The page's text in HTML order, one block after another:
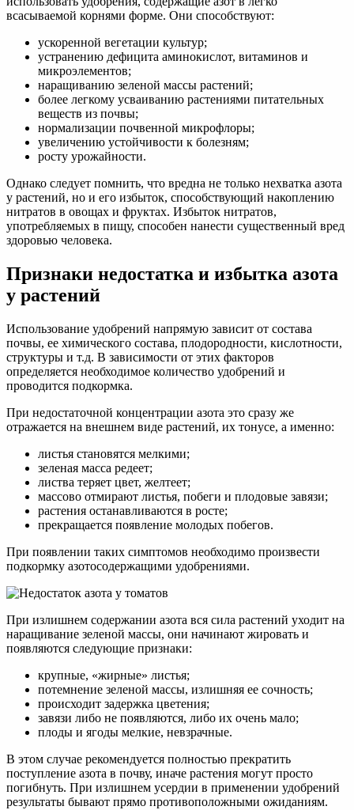
всасываемой корнями форме. Они способствуют:
ускоренной вегетации культур;
устранению дефицита аминокислот, витаминов и
микроэлементов;
наращиванию зеленой массы растений;
более легкому усваиванию растениями питательных
веществ из почвы;
нормализации почвенной микрофлоры;
увеличению устойчивости к болезням;
росту урожайности.
Однако следует помнить, что вредна не только нехватка азота
у растений, но и его избыток, способствующий накоплению
нитратов в овощах и фруктах. Избыток нитратов,
употребляемых в пищу, способен нанести существенный вред
здоровью человека.
Признаки недостатка и избытка азота
у растений
Использование удобрений напрямую зависит от состава
почвы, ее химического состава, плодородности, кислотности,
структуры и т.д. В зависимости от этих факторов
определяется необходимое количество удобрений и
проводится подкормка.
При недостаточной концентрации азота это сразу же
отражается на внешнем виде растений, их тонусе, а именно:
листья становятся мелкими;
зеленая масса редеет;
листва теряет цвет, желтеет;
массово отмирают листья, побеги и плодовые завязи;
растения останавливаются в росте;
прекращается появление молодых побегов.
При появлении таких симптомов необходимо произвести
подкормку азотосодержащими удобрениями.
При излишнем содержании азота вся сила растений уходит на
наращивание зеленой массы, они начинают жировать и
появляются следующие признаки:
крупные, «жирные» листья;
потемнение зеленой массы, излишняя ее сочность;
происходит задержка цветения;
завязи либо не появляются, либо их очень мало;
плоды и ягоды мелкие, невзрачные.
В этом случае рекомендуется полностью прекратить
поступление азота в почву, иначе растения могут просто
погибнуть. При излишнем усердии в применении удобрений
результаты бывают прямо противоположными ожиданиям.